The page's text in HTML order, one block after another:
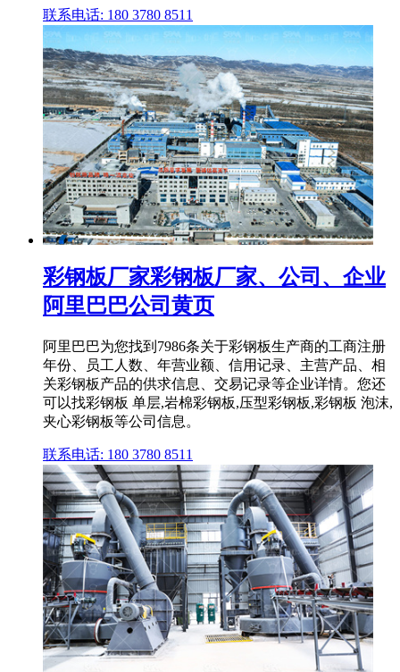
联系电话: 180 3780 8511
彩钢板厂家彩钢板厂家、公司、企业
阿里巴巴公司黄页
阿里巴巴为您找到7986条关于彩钢板生产商的工商注册
年份、员工人数、年营业额、信用记录、主营产品、相
关彩钢板产品的供求信息、交易记录等企业详情。您还
可以找彩钢板 单层,岩棉彩钢板,压型彩钢板,彩钢板 泡沫,
夹心彩钢板等公司信息。
联系电话: 180 3780 8511